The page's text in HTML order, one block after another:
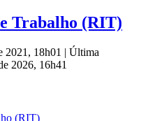
Trabalho (RIT)
2021, 18h01 | Última
2026, 16h41
(RIT)